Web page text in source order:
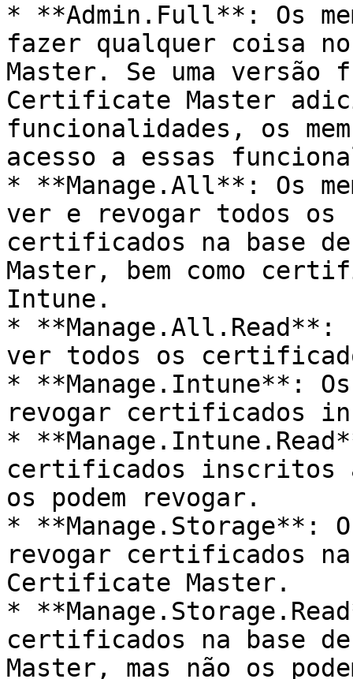
* **Admin.Full**: Os
fazer qualquer coisa no
Master. Se uma versão
Certificate Master
funcionalidades, os
acesso a essas
* **Manage.All**: Os
ver e revogar todos
certificados na base
Master, bem como
Intune.
* **Manage.All.Read**:
ver todos os
* **Manage.Intune**: Os
revogar certificados
*
certificados inscritos
os podem revogar.
* **Manage.Storage**:
revogar certificados na
Certificate Master.
*
certificados na base
Master, mas não os